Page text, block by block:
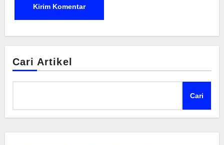
Cari Artikel
Cari